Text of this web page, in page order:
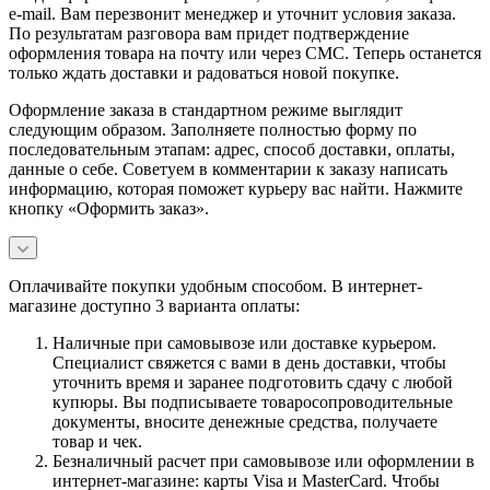
e-mail. Вам перезвонит менеджер и уточнит условия заказа.
По результатам разговора вам придет подтверждение
оформления товара на почту или через СМС. Теперь останется
только ждать доставки и радоваться новой покупке.
Оформление заказа в стандартном режиме выглядит
следующим образом. Заполняете полностью форму по
последовательным этапам: адрес, способ доставки, оплаты,
данные о себе. Советуем в комментарии к заказу написать
информацию, которая поможет курьеру вас найти. Нажмите
кнопку «Оформить заказ».
Оплачивайте покупки удобным способом. В интернет-
магазине доступно 3 варианта оплаты:
Наличные при самовывозе или доставке курьером.
Специалист свяжется с вами в день доставки, чтобы
уточнить время и заранее подготовить сдачу с любой
купюры. Вы подписываете товаросопроводительные
документы, вносите денежные средства, получаете
товар и чек.
Безналичный расчет при самовывозе или оформлении в
интернет-магазине: карты Visa и MasterCard. Чтобы